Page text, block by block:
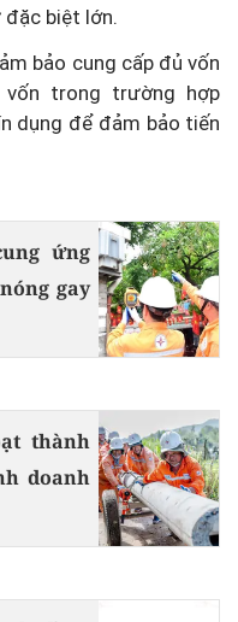
biệt lớn.
bảo cung cấp đủ vốn
trong trường hợp
dụng để đảm bảo tiến
ứng
gay
thành
doanh